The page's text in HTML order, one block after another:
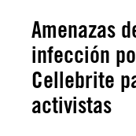
Amenazas
infección
Cellebrite
activistas